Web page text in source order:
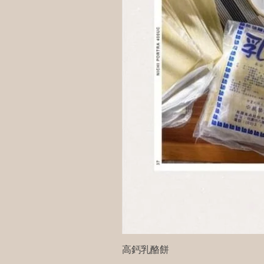
高鈣乳酪餅